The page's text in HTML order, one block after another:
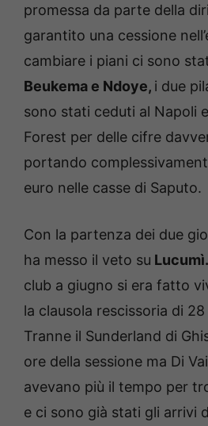
promessa da parte della
garantito una cessione
cambiare i piani ci sono
Beukema e Ndoye, i due
sono stati ceduti al Napoli
Forest per delle cifre
portando
euro nelle casse di Saputo.
Con la partenza dei due
ha messo il veto su Lucumì.
club a giugno si era fatto
la clausola rescissoria di
Tranne il Sunderland di
ore della sessione ma Di
avevano più il tempo per
e ci sono già stati gli arrivi